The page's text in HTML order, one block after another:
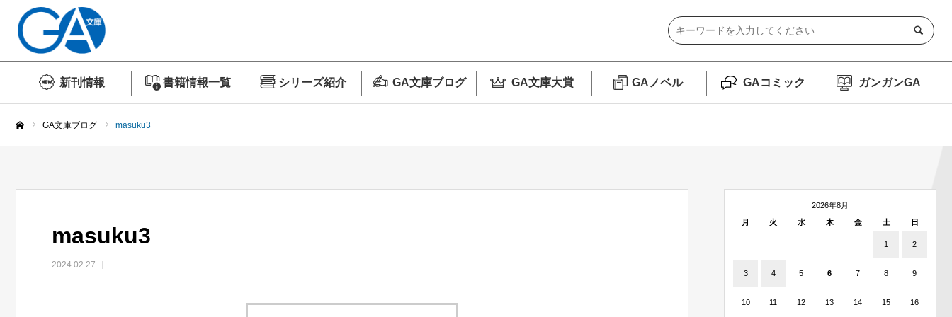
新刊情報 書籍情報一覧 シリーズ紹介 GA文庫ブログ GA文庫大賞 GAノベル GAコミック ガンガンGA
GA文庫ブログ masuku3
masuku3
2024.02.27
2026年8月
月
火 水 木 金 土 日
1 2
3 4 5 6 7 8 9
10 11 12 13 14 15 16